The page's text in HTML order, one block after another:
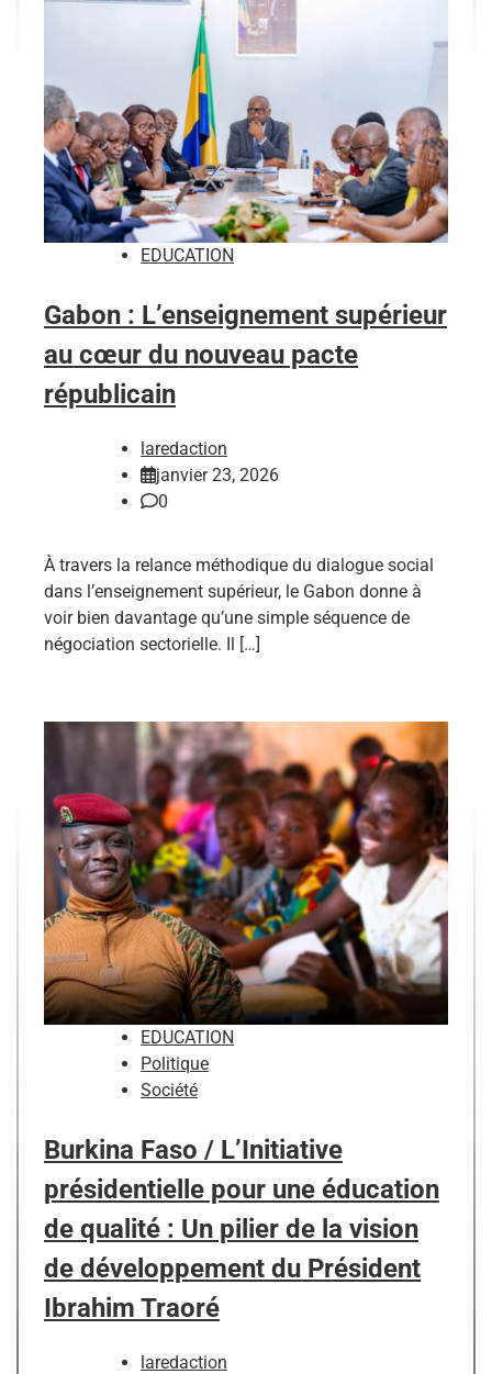
EDUCATION
Gabon : L’enseignement supérieur
au cœur du nouveau pacte
républicain
laredaction
janvier 23, 2026
0
À travers la relance méthodique du dialogue social
dans l’enseignement supérieur, le Gabon donne à
voir bien davantage qu’une simple séquence de
négociation sectorielle. Il […]
EDUCATION
Politique
Société
Burkina Faso / L’Initiative
présidentielle pour une éducation
de qualité : Un pilier de la vision
de développement du Président
Ibrahim Traoré
laredaction